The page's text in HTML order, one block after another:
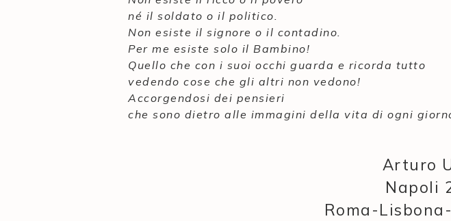
né il soldato o il politico.
Non esiste il signore o il contadino.
Per me esiste solo il Bambino!
Quello che con i suoi occhi guarda e ricorda tutto
vedendo cose che gli altri non vedono!
Accorgendosi dei pensieri
che sono dietro alle immagini della vita di ogni
Arturo
Napoli
Roma-